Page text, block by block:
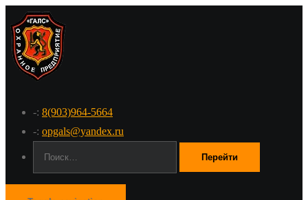
-: 8(903)964-5664
-: opgals@yandex.ru